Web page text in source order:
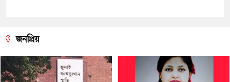
জনপ্রিয়